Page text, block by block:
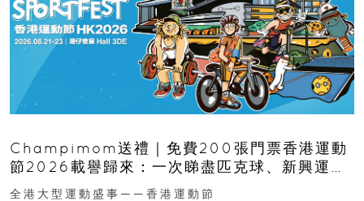
Champimom送禮｜免費200張門票香港運動
節2026載譽歸來：一次睇盡匹克球、新興運
動、街舞比賽＋逾百運動品牌展覽
全港大型運動盛事——香港運動節